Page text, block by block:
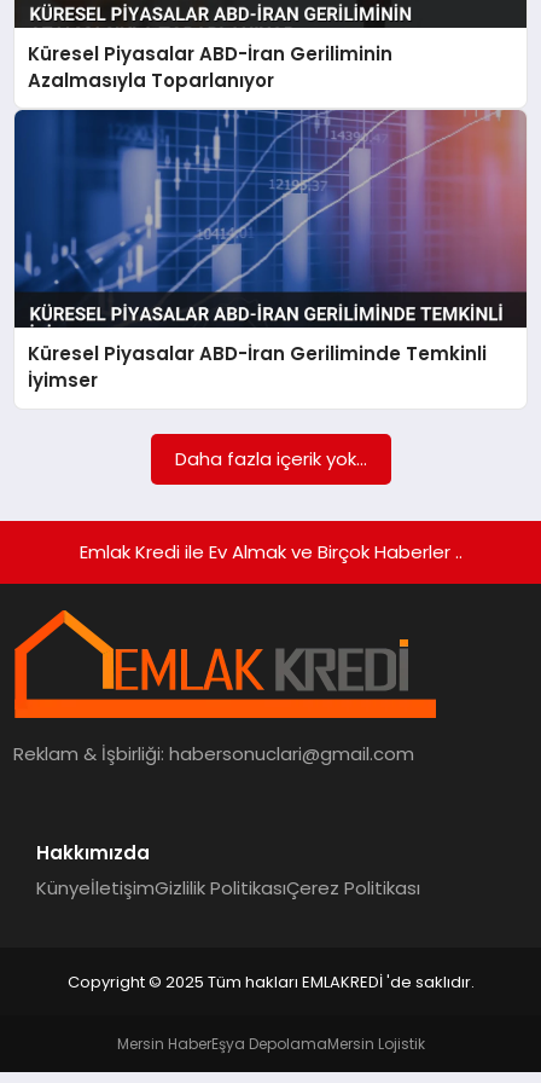
SIYASET
TEKNOLOJI
YAŞAM
Küresel Piyasalar ABD-İran Geriliminin
Azalmasıyla Toparlanıyor
Küresel Piyasalar ABD-İran Geriliminde Temkinli
İyimser
Daha fazla içerik yok...
Emlak Kredi ile Ev Almak ve Birçok Haberler ..
Reklam & İşbirliği:habersonuclari@gmail.com
Hakkımızda
KünyeİletişimGizlilik PolitikasıÇerez Politikası
Copyright © 2025 Tüm hakları EMLAKREDİ 'de saklıdır.
Mersin HaberEşya DepolamaMersin Lojistik